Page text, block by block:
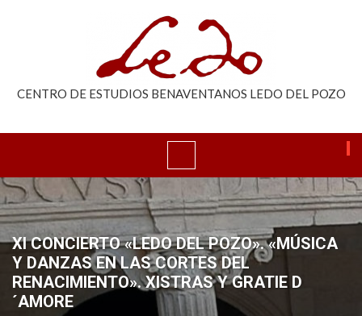
CENTRO DE ESTUDIOS BENAVENTANOS LEDO DEL POZO
XI CONCIERTO «LEDO DEL POZO». «MÚSICA
Y DANZAS EN LAS CORTES DEL
RENACIMIENTO». XISTRAS Y GRATIE D
´AMORE